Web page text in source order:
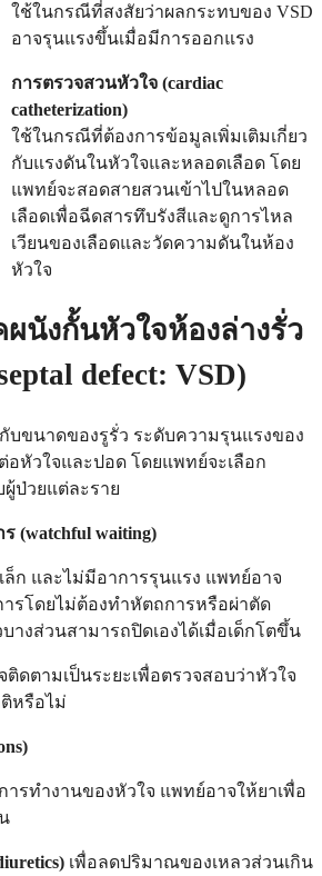
ใช้ในกรณีที่สงสัยว่าผลกระทบของ VSD
อาจรุนแรงขึ้นเมื่อมีการออกแรง
การตรวจสวนหัวใจ (cardiac
catheterization)
ใช้ในกรณีที่ต้องการข้อมูลเพิ่มเติมเกี่ยว
กับแรงดันในหัวใจและหลอดเลือด โดย
แพทย์จะสอดสายสวนเข้าไปในหลอด
เลือดเพื่อฉีดสารทึบรังสีและดูการไหล
เวียนของเลือดและวัดความดันในห้อง
หัวใจ
นังกั้นหัวใจห้องล่างรั่ว
defect: VSD)
บขนาดของรูรั่ว ระดับความรุนแรงของ
อหัวใจและปอด โดยแพทย์จะเลือก
ป่วยแต่ละราย
(watchful waiting)
ก และไม่มีอาการรุนแรง แพทย์อาจ
ารโดยไม่ต้องทำหัตถการหรือผ่าตัด
บางส่วนสามารถปิดเองได้เมื่อเด็กโตขึ้น
ดตามเป็นระยะเพื่อตรวจสอบว่าหัวใจ
หรือไม่
รทำงานของหัวใจ แพทย์อาจให้ยาเพื่อ
เพื่อลดปริมาณของเหลวส่วนเกิน